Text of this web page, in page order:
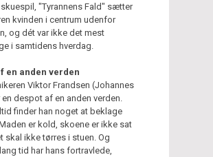
"Tyrannens Fald" sætter
kvinden i centrum udenfor
og dét var ikke det mest
i samtidens hverdag.
en anden verden
Viktor Frandsen (Johannes
despot af en anden verden.
finder han noget at beklage
er kold, skoene er ikke sat
skal ikke tørres i stuen. Og
tid har hans fortravlede,